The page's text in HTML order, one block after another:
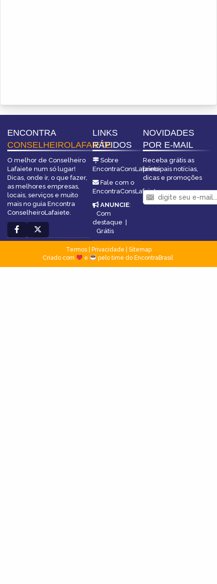
ENCONTRA
CONSELHEIROLAFAIETE
O melhor de Conselheiro
Lafaiete num só lugar!
Dicas, onde ir, o que fazer,
as melhores empresas,
locais, serviços e muito
mais no guia Encontra
ConselheiroLafaiete.
LINKS
RÁPIDOS
Sobre
EncontraConsLafaiete
Fale com o
EncontraConsLafaiete
ANUNCIE:
Com
destaque |
Grátis
NOVIDADES
POR E-MAIL
Receba grátis as
principais notícias,
dicas e promoções
Termos| Privacidade
Sitemap
Criado com
e pelo time do EncontraBrasil